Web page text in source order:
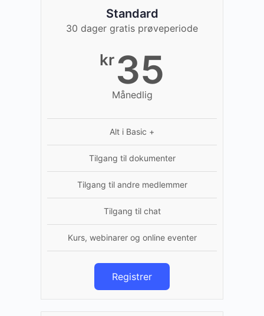
Standard
30 dager gratis prøveperiode
kr35
Månedlig
Alt i Basic +
Tilgang til dokumenter
Tilgang til andre medlemmer
Tilgang til chat
Kurs, webinarer og online eventer
Registrer